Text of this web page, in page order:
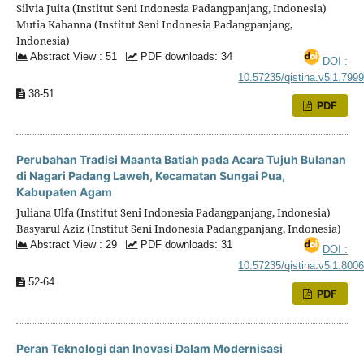
Silvia Juita (Institut Seni Indonesia Padangpanjang, Indonesia)
Mutia Kahanna (Institut Seni Indonesia Padangpanjang,
Indonesia)
Abstract View : 51 PDF downloads: 34
DOI :
10.57235/qistina.v5i1.7999
38-51
PDF
Perubahan Tradisi Maanta Batiah pada Acara Tujuh Bulanan
di Nagari Padang Laweh, Kecamatan Sungai Pua,
Kabupaten Agam
Juliana Ulfa (Institut Seni Indonesia Padangpanjang, Indonesia)
Basyarul Aziz (Institut Seni Indonesia Padangpanjang, Indonesia)
Abstract View : 29 PDF downloads: 31
DOI :
10.57235/qistina.v5i1.8006
52-64
PDF
Peran Teknologi dan Inovasi Dalam Modernisasi